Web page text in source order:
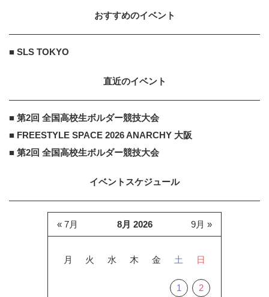
おすすめのイベント
■ SLS TOKYO
直近のイベント
■ 第2回 全国高校生ボルダー競技大会
■ FREESTYLE SPACE 2026 ANARCHY 大阪
■ 第2回 全国高校生ボルダー競技大会
イベントスケジュール
8月 2026
月 火 水 木 金 土 日
1 2
« 7月 9月 »